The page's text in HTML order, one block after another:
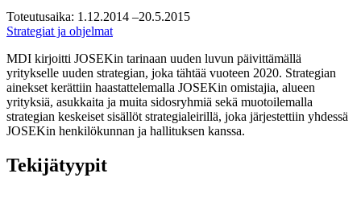
Toteutusaika: 1.12.2014 –20.5.2015
Strategiat ja ohjelmat
MDI kirjoitti JOSEKin tarinaan uuden luvun päivittämällä
yritykselle uuden strategian, joka tähtää vuoteen 2020. Strategian
ainekset kerättiin haastattelemalla JOSEKin omistajia, alueen
yrityksiä, asukkaita ja muita sidosryhmiä sekä muotoilemalla
strategian keskeiset sisällöt strategialeirillä, joka järjestettiin yhdessä
JOSEKin henkilökunnan ja hallituksen kanssa.
Tekijätyypit